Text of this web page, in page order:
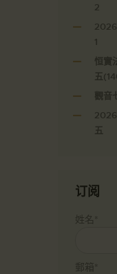
2
1
恒實
五
觀
五
订阅
姓名*
郵箱*